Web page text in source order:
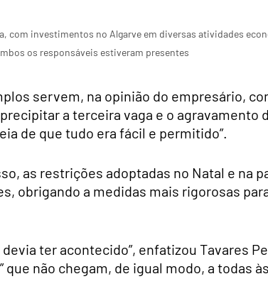
com investimentos no Algarve em diversas atividades
os responsáveis estiveram presentes
servem, na opinião do empresário,
a terceira vaga e o agravamento
de que tudo era fácil e permitido”.
as restrições adoptadas no Natal e na
obrigando a medidas mais rigorosas
devia ter acontecido”, enfatizou Tavares
que não chegam, de igual modo, a todas